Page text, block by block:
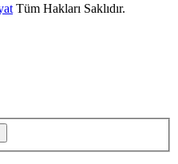
Tüm Hakları Saklıdır.